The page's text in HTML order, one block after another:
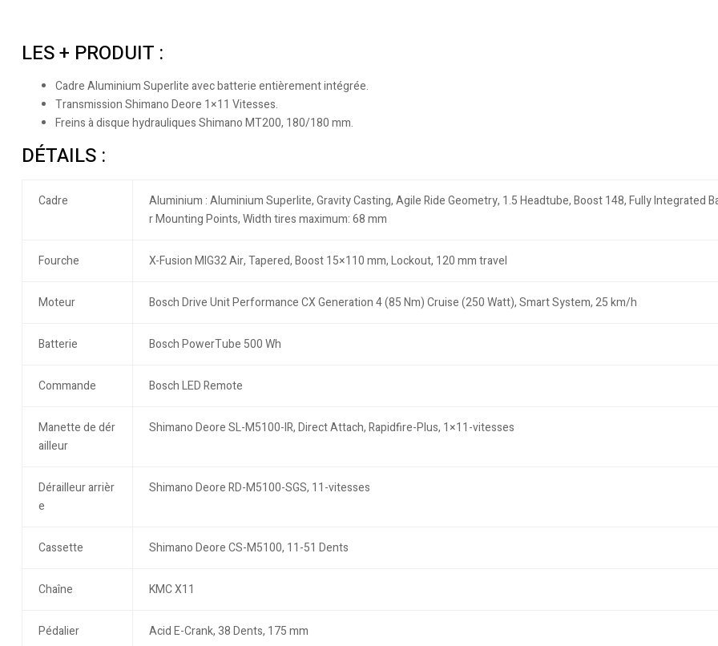
LES + PRODUIT :
Cadre Aluminium Superlite avec batterie entièrement intégrée.
Transmission Shimano Deore 1×11 Vitesses.
Freins à disque hydrauliques Shimano MT200, 180/180 mm.
DÉTAILS :
Cadre
Aluminium : Aluminium Superlite, Gravity Casting, Agile Ride Geometry, 1.5 Headtube, Boost 148, Fully
r Mounting Points, Width tires maximum: 68 mm
Fourche X-Fusion MIG32 Air, Tapered, Boost 15×110 mm, Lockout, 120 mm travel
Moteur Bosch Drive Unit Performance CX Generation 4 (85 Nm) Cruise (250 Watt), Smart System, 25 km/h
Batterie Bosch PowerTube 500 Wh
Commande Bosch LED Remote
Manette de dér
ailleur
Shimano Deore SL-M5100-IR, Direct Attach, Rapidfire-Plus, 1×11-vitesses
Dérailleur arrièr
e
Shimano Deore RD-M5100-SGS, 11-vitesses
Cassette Shimano Deore CS-M5100, 11-51 Dents
Chaîne KMC X11
Pédalier Acid E-Crank, 38 Dents, 175 mm